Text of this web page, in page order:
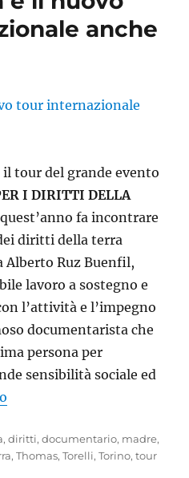
anche
tour del grande evento
I DIRITTI DELLA
fa incontrare
diritti della terra
Alberto Ruz Buenfil,
lavoro a sostegno e
l’attività e l’impegno
documentarista che
persona per
sensibilità sociale ed
,diritti,documentario, madre,
,Thomas,Torelli,Torino,tour